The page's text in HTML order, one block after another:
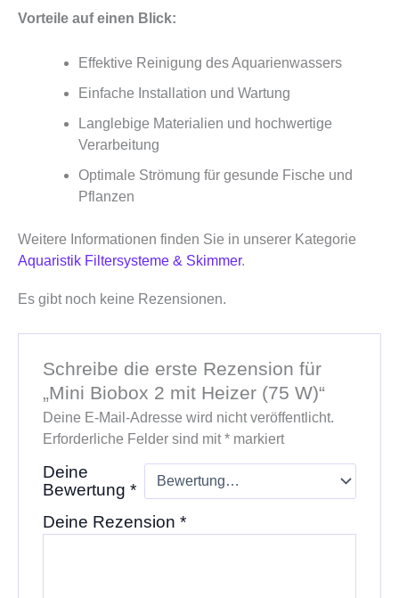
Vorteile auf einen Blick:
Effektive Reinigung des Aquarienwassers
Einfache Installation und Wartung
Langlebige Materialien und hochwertige
Verarbeitung
Optimale Strömung für gesunde Fische und
Pflanzen
Weitere Informationen finden Sie in unserer Kategorie
Aquaristik Filtersysteme & Skimmer.
Es gibt noch keine Rezensionen.
Schreibe die erste Rezension für
„Mini Biobox 2 mit Heizer (75 W)“
Deine E-Mail-Adresse wird nicht veröffentlicht.
Erforderliche Felder sind mit*markiert
Deine
Bewertung *
Deine Rezension *